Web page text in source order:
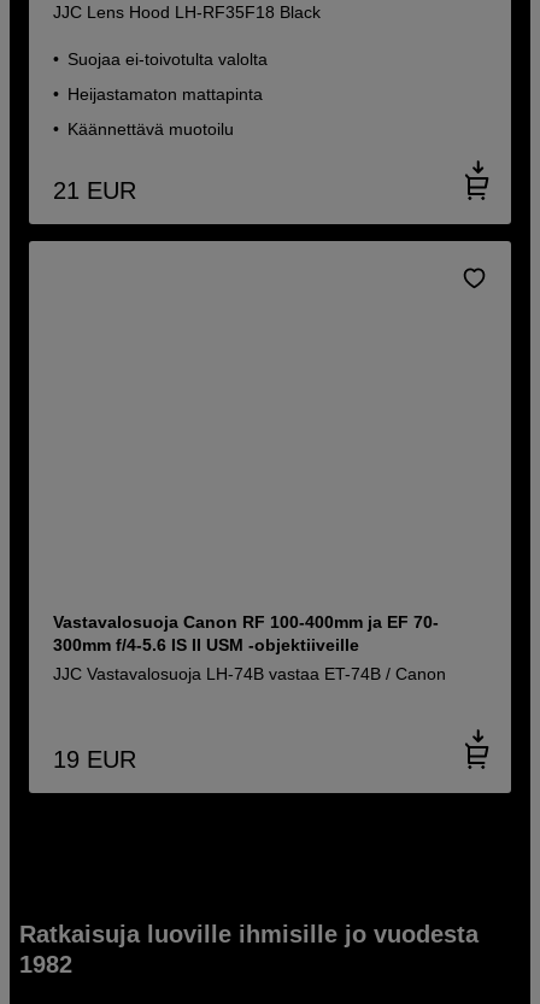
JJC Lens Hood LH-RF35F18 Black
Suojaa ei-toivotulta valolta
Heijastamaton mattapinta
Käännettävä muotoilu
21 EUR
Vastavalosuoja Canon RF 100-400mm ja EF 70-
300mm f/4-5.6 IS II USM -objektiiveille
JJC Vastavalosuoja LH-74B vastaa ET-74B / Canon
19 EUR
Ratkaisuja luoville ihmisille jo vuodesta
1982